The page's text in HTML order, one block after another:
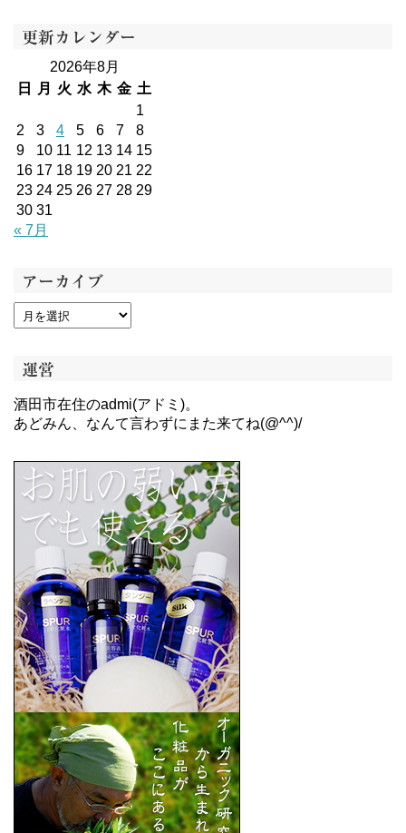
更新カレンダー
2026年8月
日
月 火 水 木 金 土
1
2
3 4 5 6 7
8
9
10 11 12 13 14 15
16 17 18 19 20 21 22
23 24 25 26 27 28 29
30 31
« 7月
アーカイブ
運営
酒田市在住のadmi(アドミ)。
あどみん、なんて言わずにまた来てね(@^^)/